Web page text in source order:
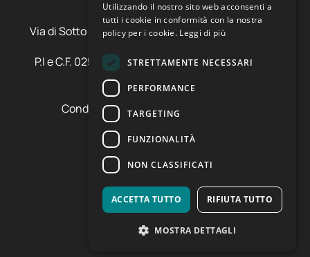
Ursus Adventures Srl
Via di Sotto Pila, 6 - 38026 Ossana (TN) Val di Sole
P.I e C.F. 02577600220 - cap.soc. € 20.000,00 i.v.
Condizioni di vendita e cancellazione
Condizioni voucher
Cookie policy
Preferenze cookie
Utilizzando il nostro sito web acconsenti a
tutti i cookie in conformità con la nostra
policy per i cookie. Leggi di più
STRETTAMENTE NECESSARI
PERFORMANCE
TARGETING
FUNZIONALITÀ
NON CLASSIFICATI
ACCETTA TUTTO RIFIUTA TUTTO
MOSTRA DETTAGLI